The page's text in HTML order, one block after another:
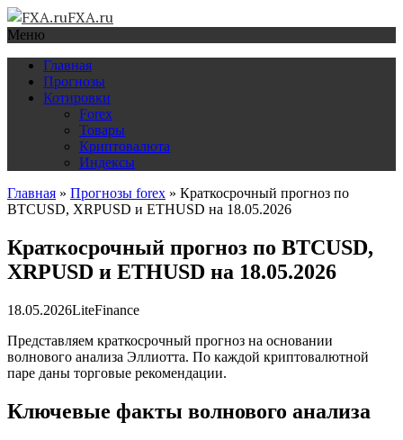
FXA.ru
Меню
Главная
Прогнозы
Котировки
Forex
Товары
Криптовалюта
Индексы
Главная » Прогнозы forex » Краткосрочный прогноз по
BTCUSD, XRPUSD и ETHUSD на 18.05.2026
Краткосрочный прогноз по BTCUSD,
XRPUSD и ETHUSD на 18.05.2026
18.05.2026LiteFinance
Представляем краткосрочный прогноз на основании
волнового анализа Эллиотта. По каждой криптовалютной
паре даны торговые рекомендации.
Ключевые факты волнового анализа